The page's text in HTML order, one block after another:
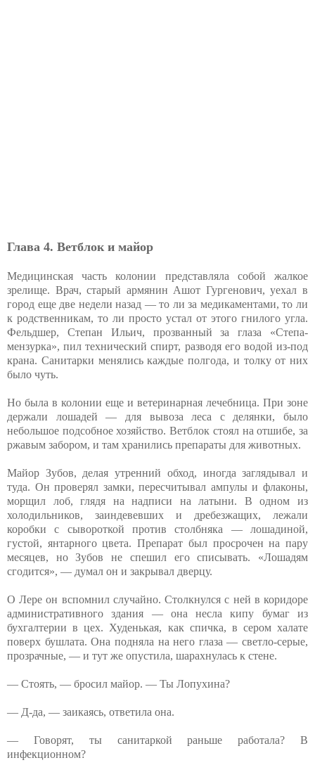
Глава 4. Ветблок и майор
Медицинская часть колонии представляла собой жалкое
зрелище. Врач, старый армянин Ашот Гургенович, уехал в
город еще две недели назад — то ли за медикаментами, то ли
к родственникам, то ли просто устал от этого гнилого угла.
Фельдшер, Степан Ильич, прозванный за глаза «Степа-
мензурка», пил технический спирт, разводя его водой из-под
крана. Санитарки менялись каждые полгода, и толку от них
было чуть.
Но была в колонии еще и ветеринарная лечебница. При зоне
держали лошадей — для вывоза леса с делянки, было
небольшое подсобное хозяйство. Ветблок стоял на отшибе, за
ржавым забором, и там хранились препараты для животных.
Майор Зубов, делая утренний обход, иногда заглядывал и
туда. Он проверял замки, пересчитывал ампулы и флаконы,
морщил лоб, глядя на надписи на латыни. В одном из
холодильников, заиндевевших и дребезжащих, лежали
коробки с сывороткой против столбняка — лошадиной,
густой, янтарного цвета. Препарат был просрочен на пару
месяцев, но Зубов не спешил его списывать. «Лошадям
сгодится», — думал он и закрывал дверцу.
О Лере он вспомнил случайно. Столкнулся с ней в коридоре
административного здания — она несла кипу бумаг из
бухгалтерии в цех. Худенькая, как спичка, в сером халате
поверх бушлата. Она подняла на него глаза — светло-серые,
прозрачные, — и тут же опустила, шарахнулась к стене.
— Стоять, — бросил майор. — Ты Лопухина?
— Д-да, — заикаясь, ответила она.
— Говорят, ты санитаркой раньше работала? В
инфекционном?